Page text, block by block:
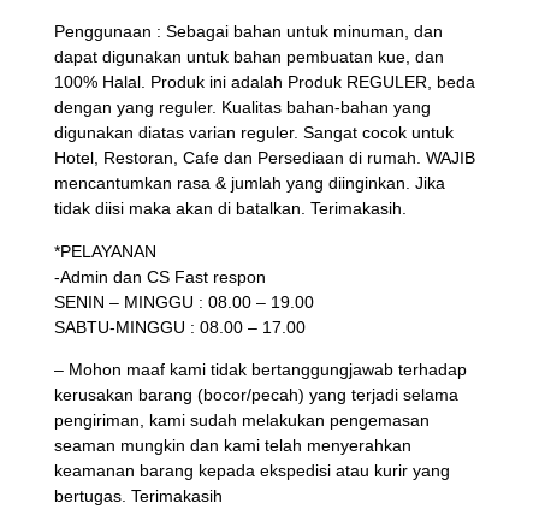
Penggunaan : Sebagai bahan untuk minuman, dan
dapat digunakan untuk bahan pembuatan kue, dan
100% Halal. Produk ini adalah Produk REGULER, beda
dengan yang reguler. Kualitas bahan-bahan yang
digunakan diatas varian reguler. Sangat cocok untuk
Hotel, Restoran, Cafe dan Persediaan di rumah. WAJIB
mencantumkan rasa & jumlah yang diinginkan. Jika
tidak diisi maka akan di batalkan. Terimakasih.
*PELAYANAN
-Admin dan CS Fast respon
SENIN – MINGGU : 08.00 – 19.00
SABTU-MINGGU : 08.00 – 17.00
– Mohon maaf kami tidak bertanggungjawab terhadap
kerusakan barang (bocor/pecah) yang terjadi selama
pengiriman, kami sudah melakukan pengemasan
seaman mungkin dan kami telah menyerahkan
keamanan barang kepada ekspedisi atau kurir yang
bertugas. Terimakasih